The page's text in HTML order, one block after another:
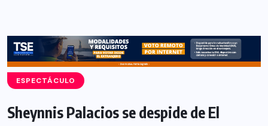
ESPECTÁCULO
Sheynnis Palacios se despide de El